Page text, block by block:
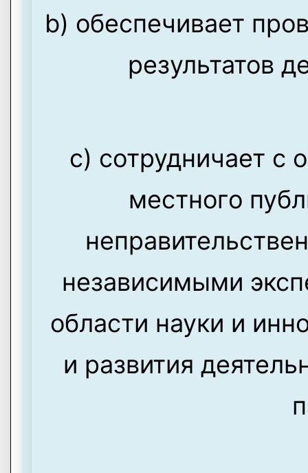
b) обеспечивает
результатов
c) сотрудничает с
местного
независимыми
области науки и
и развития